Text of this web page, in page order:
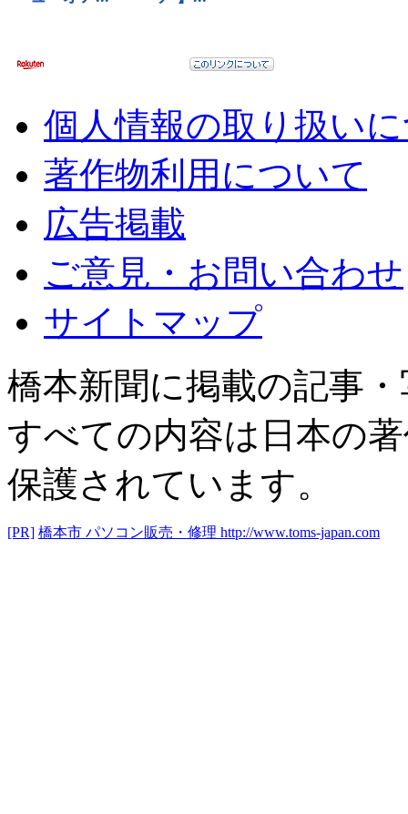
個人情報の取り扱い
著作物利用について
広告掲載
ご意見・お問い合わせ
サイトマップ
橋本新聞に掲載の記事
すべての内容は日本の
保護されています。
[PR] 橋本市 パソコン販売・修理 http://www.toms-japan.com